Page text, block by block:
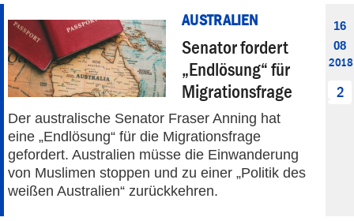
DEBATTE
PANORAMA
AUSTRALIEN
Senator fordert
„Endlösung“ für
Migrationsfrage
Der australische Senator Fraser Anning hat
eine „Endlösung“ für die Migrationsfrage
gefordert. Australien müsse die Einwanderung
von Muslimen stoppen und zu einer „Politik des
weißen Australien“ zurückkehren.
16
08
2018
2